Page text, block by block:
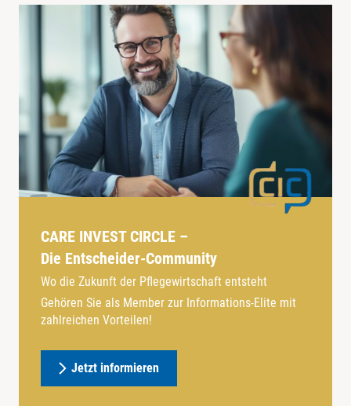
CARE INVEST CIRCLE –
Die Entscheider-Community
Wo die Zukunft der Pflegewirtschaft entsteht
Gehören Sie als Member zur Informations-Elite mit
zahlreichen Vorteilen!
Jetzt informieren